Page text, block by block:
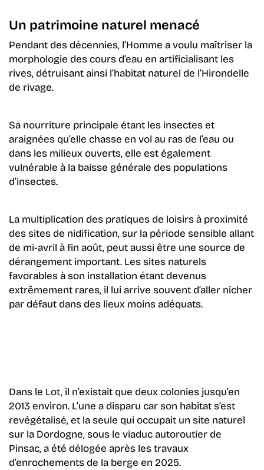
Un patrimoine naturel menacé
Pendant des décennies, l’Homme a voulu maîtriser la
morphologie des cours d’eau en artificialisant les
rives, détruisant ainsi l’habitat naturel de l’Hirondelle
de rivage.
Sa nourriture principale étant les insectes et
araignées qu’elle chasse en vol au ras de l’eau ou
dans les milieux ouverts, elle est également
vulnérable à la baisse générale des populations
d’insectes.
La multiplication des pratiques de loisirs à proximité
des sites de nidification, sur la période sensible allant
de mi-avril à fin août, peut aussi être une source de
dérangement important. Les sites naturels
favorables à son installation étant devenus
extrêmement rares, il lui arrive souvent d’aller nicher
par défaut dans des lieux moins adéquats.
Dans le Lot, il n’existait que deux colonies jusqu’en
2013 environ. L’une a disparu car son habitat s’est
revégétalisé, et la seule qui occupait un site naturel
sur la Dordogne, sous le viaduc autoroutier de
Pinsac, a été délogée après les travaux
d’enrochements de la berge en 2025.